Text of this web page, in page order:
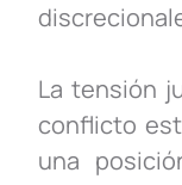
La tensión
conflicto
una